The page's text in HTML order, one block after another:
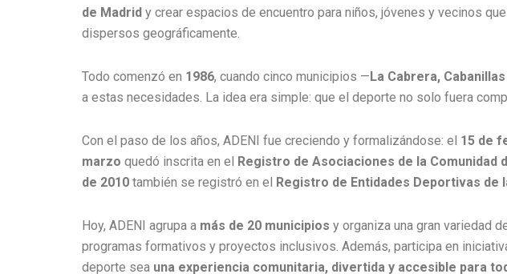
de Madrid y crear espacios de encuentro para niños, jóvenes y vecinos
dispersos geográficamente.
Todo comenzó en 1986, cuando cinco municipios —La Cabrera,
a estas necesidades. La idea era simple: que el deporte no solo fuera
Con el paso de los años, ADENI fue creciendo y formalizándose: el 15 de
marzo quedó inscrita en el Registro de Asociaciones de la Comunidad
de 2010 también se registró en el Registro de Entidades Deportivas de
Hoy, ADENI agrupa a más de 20 municipios y organiza una gran variedad
programas formativos y proyectos inclusivos. Además, participa en
deporte sea una experiencia comunitaria, divertida y accesible para